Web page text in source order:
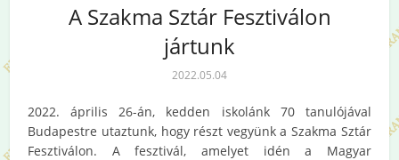
A Szakma Sztár Fesztiválon
jártunk
2022.05.04
2022. április 26-án, kedden iskolánk 70 tanulójával
Budapestre utaztunk, hogy részt vegyünk a Szakma Sztár
Fesztiválon. A fesztivál, amelyet idén a Magyar